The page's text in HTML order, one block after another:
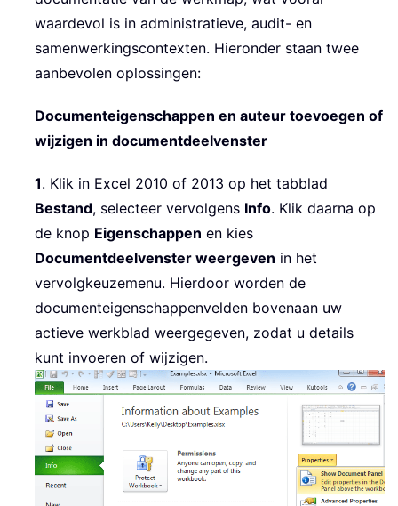
waardevol is in administratieve, audit- en
samenwerkingscontexten. Hieronder staan twee
aanbevolen oplossingen:
Documenteigenschappen en auteur toevoegen of
wijzigen in documentdeelvenster
1. Klik in Excel 2010 of 2013 op het tabblad
Bestand, selecteer vervolgens Info. Klik daarna op
de knop Eigenschappen en kies
Documentdeelvenster weergeven in het
vervolgkeuzemenu. Hierdoor worden de
documenteigenschappenvelden bovenaan uw
actieve werkblad weergegeven, zodat u details
kunt invoeren of wijzigen.